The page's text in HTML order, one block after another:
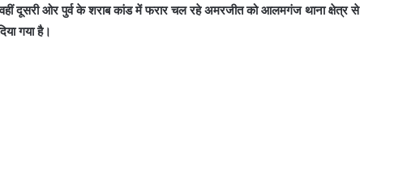
दूसरी ओर पुर्व के शराब कांड में फरार चल रहे अमरजीत को आलमगंज थाना क्षेत्र से
गया है।